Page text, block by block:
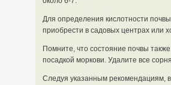
Для определения кислотности
приобрести в садовых центрах или
Помните, что состояние почвы
посадкой моркови. Удалите все
Следуя указанным рекомендациям,